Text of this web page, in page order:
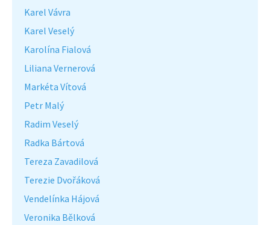
Karel Vávra
Karel Veselý
Karolína Fialová
Liliana Vernerová
Markéta Vítová
Petr Malý
Radim Veselý
Radka Bártová
Tereza Zavadilová
Terezie Dvořáková
Vendelínka Hájová
Veronika Bělková